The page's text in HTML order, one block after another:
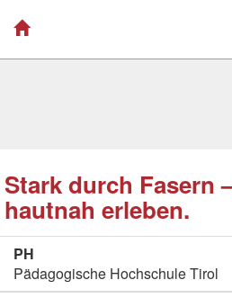
Stark durch Fasern
hautnah erleben.
PH
Pädagogische Hochschule Tirol